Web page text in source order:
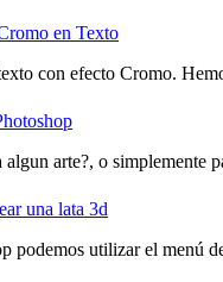
en Texto
con efecto Cromo.
arte?, o simplemente
una lata 3d
podemos utilizar el menú